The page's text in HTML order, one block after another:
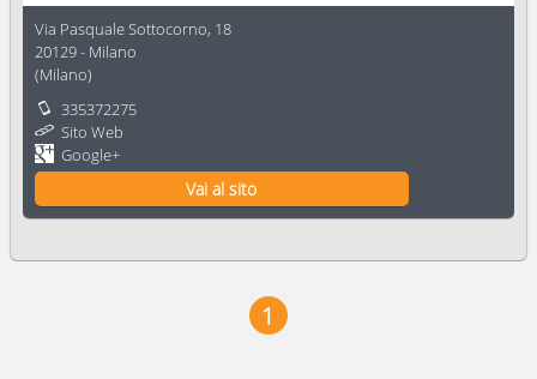
Via Pasquale Sottocorno, 18
20129- Milano
(Milano)
335372275
Sito Web
Google+
Vai al sito
1